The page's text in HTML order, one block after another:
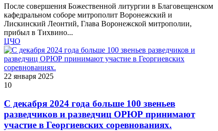
После совершения Божественной литургии в Благовещенском
кафедральном соборе митрополит Воронежский и
Лискинский Леонтий, Глава Воронежской митрополии,
прибыл в Тихвино...
ЦЧО
22 января 2025
10
С декабря 2024 года больше 100 звеньев
разведчиков и разведчиц ОРЮР принимают
участие в Георгиевских соревнованиях.